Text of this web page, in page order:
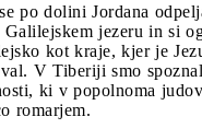
po dolini Jordana
jezeru in si
kot kraje, kjer je
V Tiberiji smo
ki v popolnoma
romarjem.